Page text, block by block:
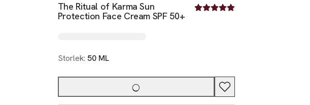
The Ritual of Karma Sun
Protection Face Cream SPF 50+
4.8 av fem stjärnor
Storlek: 50 ML